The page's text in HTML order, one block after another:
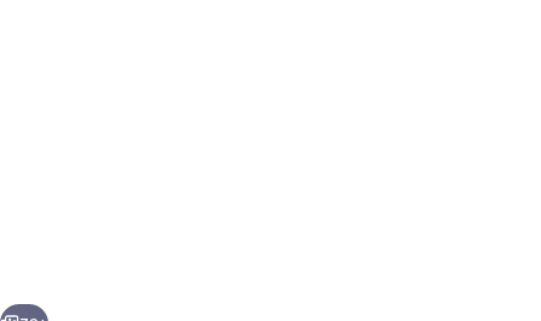
Suivant